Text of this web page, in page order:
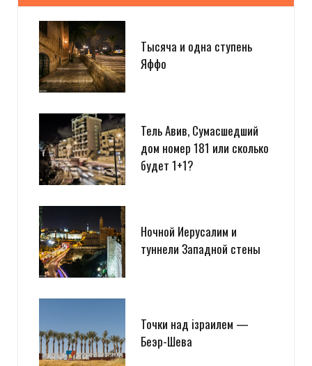
Тысяча и одна ступень
Яффо
Тель Авив, Сумасшедший
дом номер 181 или сколько
будет 1+1?
Ночной Иерусалим и
туннели Западной стены
Точки над iзраилем —
Беэр-Шева